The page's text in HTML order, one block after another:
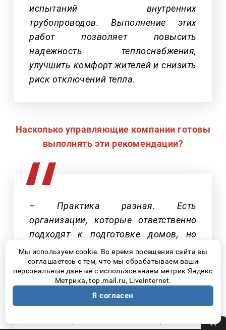
испытаний внутренних
трубопроводов. Выполнение этих
работ позволяет повысить
надежность теплоснабжения,
улучшить комфорт жителей и снизить
риск отключений тепла.
Насколько управляющие компании готовы
выполнять эти рекомендации?
– Практика разная. Есть
организации, которые ответственно
подходят к подготовке домов, но
есть и те, кто игнорирует
рекомендации. Для повышения
качества подготовки к
отопительному сезону активно
работаем в составе штабов при
Мы используем cookie. Во время посещения сайта вы
соглашаетесь с тем, что мы обрабатываем ваши
персональные данные с использованием метрик Яндекс
Метрика, top.mail.ru, LiveInternet.
Я согласен